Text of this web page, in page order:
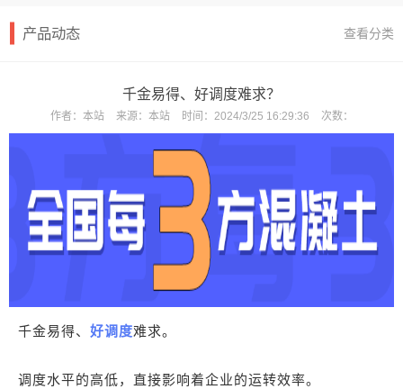
产品动态 查看分类
千金易得、好调度难求？
作者： 本站 来源： 本站 时间： 2024/3/25 16:29:36 次数：
千金易得、 好调度难求。
调度水平的高低，直接影响着企业的运转效率。